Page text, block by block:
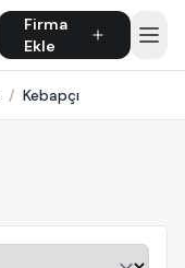
Firma
Ekle
/ Kebapçı